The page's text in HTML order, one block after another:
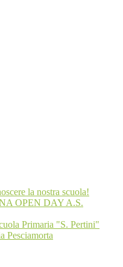
la nostra scuola!
OPEN DAY A.S.
Primaria "S. Pertini"
Pesciamorta